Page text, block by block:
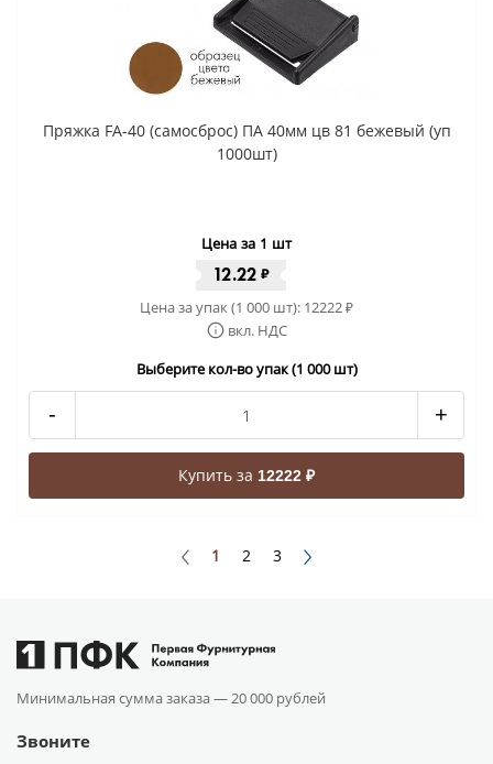
Пряжка FA-40 (самосброс) ПА 40мм цв 81 бежевый (уп
1000шт)
Цена за 1 шт
12.22 ₽
Цена за упак (1 000 шт): 12222₽
вкл. НДС
Выберите кол-во упак (1 000 шт)
- +
Купить за 12222 ₽
1 2 3
Минимальная сумма заказа —20 000 рублей
Звоните